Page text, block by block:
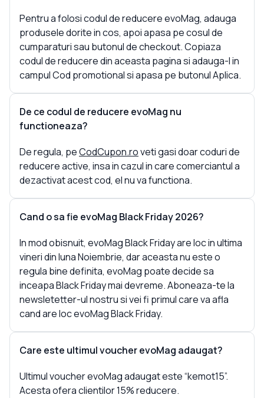
Pentru a folosi codul de reducere evoMag, adauga
produsele dorite in cos, apoi apasa pe cosul de
cumparaturi sau butonul de checkout. Copiaza
codul de reducere din aceasta pagina si adauga-l in
campul Cod promotional si apasa pe butonul Aplica.
De ce codul de reducere evoMag nu
functioneaza?
De regula, peCodCupon.roveti gasi doar coduri de
reducere active, insa in cazul in care comerciantul a
dezactivat acest cod, el nu va functiona.
Cand o sa fie evoMag Black Friday 2026?
In mod obisnuit, evoMag Black Friday are loc in ultima
vineri din luna Noiembrie, dar aceasta nu este o
regula bine definita, evoMag poate decide sa
inceapa Black Friday mai devreme. Aboneaza-te la
newsletetter-ul nostru si vei fi primul care va afla
cand are loc evoMag Black Friday.
Care este ultimul voucher evoMag adaugat?
Ultimul voucher evoMag adaugat este “kemot15”.
Acesta ofera clientilor 15% reducere.